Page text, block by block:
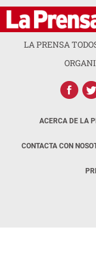
LA PRENSA
ACERCA DE LA
CONTACTA CON